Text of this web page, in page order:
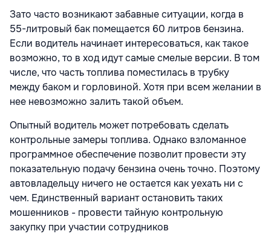
Зато часто возникают забавные ситуации, когда в
55-литровый бак помещается 60 литров бензина.
Если водитель начинает интересоваться, как такое
возможно, то в ход идут самые смелые версии. В том
числе, что часть топлива поместилась в трубку
между баком и горловиной. Хотя при всем желании в
нее невозможно залить такой объем.
Опытный водитель может потребовать сделать
контрольные замеры топлива. Однако взломанное
программное обеспечение позволит провести эту
показательную подачу бензина очень точно. Поэтому
автовладельцу ничего не остается как уехать ни с
чем. Единственный вариант остановить таких
мошенников - провести тайную контрольную
закупку при участии сотрудников